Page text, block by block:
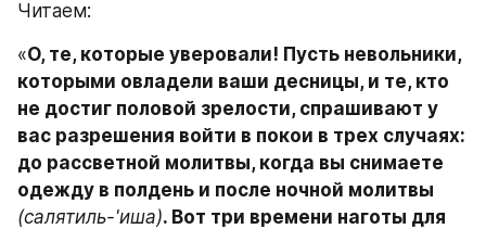
Читаем:
«О, те, которые уверовали! Пусть невольники,
которыми овладели ваши десницы, и те, кто
не достиг половой зрелости, спрашивают у
вас разрешения войти в покои в трех случаях:
до рассветной молитвы, когда вы снимаете
одежду в полдень и после ночной молитвы
(салятиль-'иша). Вот три времени наготы для